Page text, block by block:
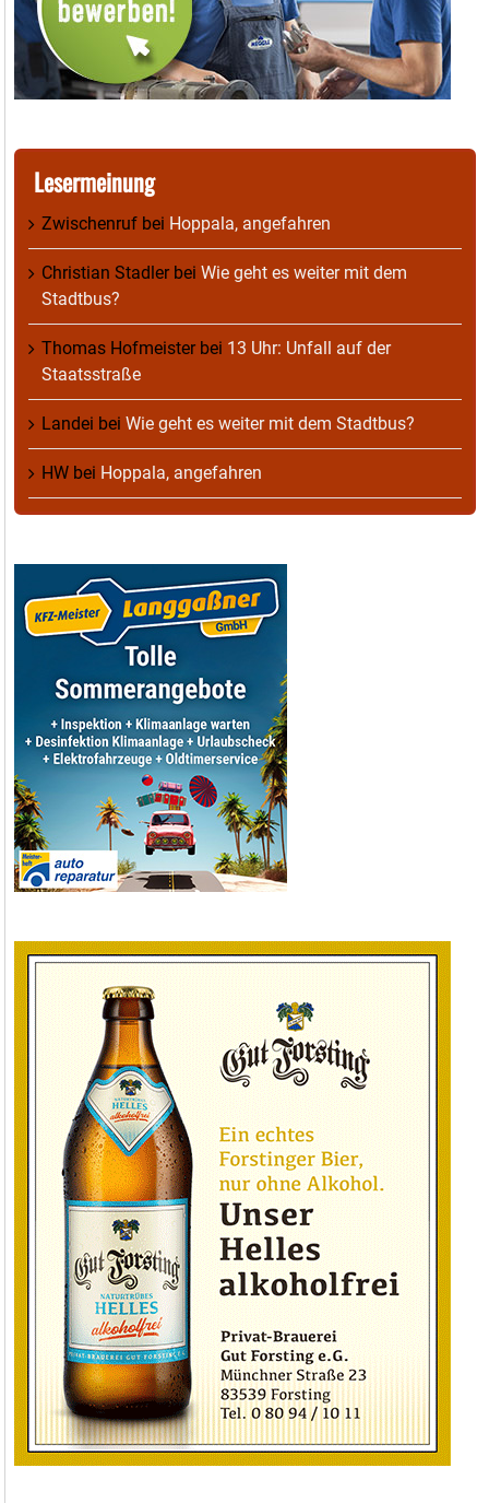
Lesermeinung
Zwischenruf bei Hoppala, angefahren
Christian Stadlerbei Wie geht es weiter mit dem
Stadtbus?
Thomas Hofmeisterbei 13 Uhr: Unfall auf der
Staatsstraße
Landei bei Wie geht es weiter mit dem Stadtbus?
HW bei Hoppala, angefahren